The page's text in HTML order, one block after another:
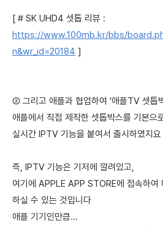
[ # SK UHD4 셋톱 리뷰 :
https://www.100mb.kr/bbs/
n&wr_id=20184 ]
② 그리고 애플과 협업하여 '애플TV 셋톱
애플에서 직접 제작한 셋톱박스를 기본으
실시간 IPTV 기능을 붙여서 출시하였지요
즉, IPTV 기능은 기저에 깔려있고,
여기에 APPLE APP STORE에 접속하여
하실 수 있는 것입니다
애플 기기인만큼...